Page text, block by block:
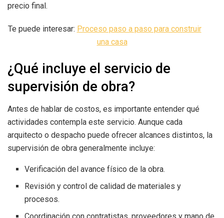
precio final.
Te puede interesar: Proceso paso a paso para construir
una casa
¿Qué incluye el servicio de
supervisión de obra?
Antes de hablar de costos, es importante entender qué
actividades contempla este servicio. Aunque cada
arquitecto o despacho puede ofrecer alcances distintos, la
supervisión de obra generalmente incluye:
Verificación del avance físico de la obra.
Revisión y control de calidad de materiales y
procesos.